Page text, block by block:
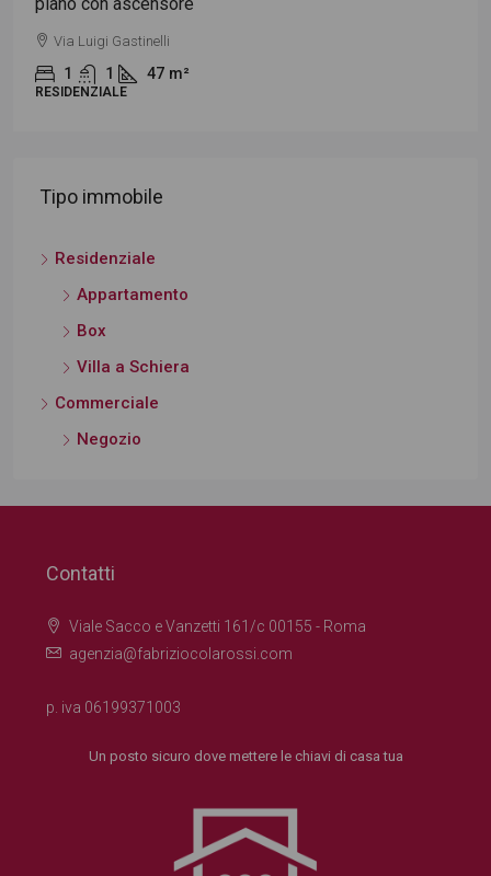
Via Val D'Ossola
1 35 m²
NEGOZIO
Appartamento
Box
Villa a Schiera
Commerciale
Negozio
agenzia@fabriziocolarossi.com